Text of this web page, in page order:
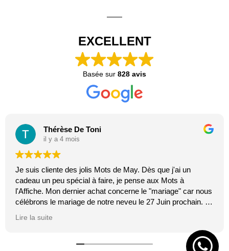
EXCELLENT
Basée sur 828 avis
Thérèse De Toni
il y a 4 mois
Je suis cliente des jolis Mots de May. Dès que j'ai un
cadeau un peu spécial à faire, je pense aux Mots à
l'Affiche. Mon dernier achat concerne le "mariage" car nous
célébrons le mariage de notre neveu le 27 Juin prochain. Je
Lire la suite